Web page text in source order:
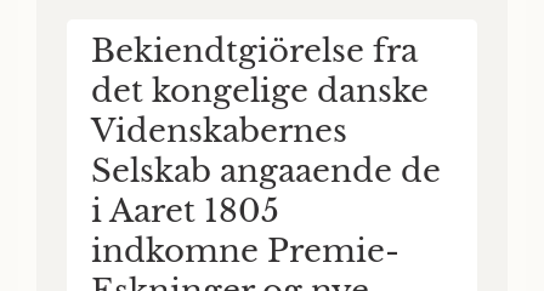
Land- Oekonornie- og Comnierce-
Kollegium. G Vid. Seis. Skr. Ill Del, I Hafte, C
/ ✓ J 'enne Iagttagelse blev anstillet med en
akromatisk Kikkert af 3| Fods Brændvide og
147 Ganges Forstørrelse, forfærdiget
Forsög med
Kiöbenhavns
saakaldede
Springvand med
Bekiendtgiörelse fra
det kongelige danske
Videnskabernes
Selskab angaaende de
i Aaret 1805
indkomne Premie-